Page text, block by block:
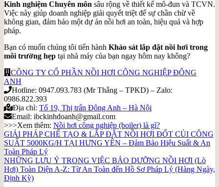
Kinh nghiệm Chuyên môn sâu rộng về thiết kế mô-đun và TCVN.
Việc này giúp doanh nghiệp giải quyết triệt để sự chần chừ về
không gian, đảm bảo một dự án nồi hơi an toàn, hiệu quả và hợp
pháp.
Bạn có muốn chúng tôi tiến hành Khảo sát lắp đặt nồi hơi trong
môi trường hẹp tại nhà máy của bạn ngay hôm nay không?
CÔNG TY CỔ PHẦN NỒI HƠI CÔNG NGHIỆP ĐÔNG
ANH
Hotline: 0947.093.783 (Mr Thắng – TPKD) – Zalo:
0986.822.393
Địa chỉ: Tổ 19, Thị trấn Đông Anh – Hà Nội
Email: ibckinhdoanh@gmail.com
>>>Xem thêm: Nồi hơi công nghiệp (boiler) là gì?
GIẢI PHÁP CHẾ TẠO & LẮP ĐẶT NỒI HƠI ĐỐT CỦI CÔNG
SUẤT 5000KG/H TẠI HƯNG YÊN – Đảm Bảo Hiệu Suất & An
Toàn Pháp Lý
NHỮNG LƯU Ý TRONG VIỆC BẢO DƯỠNG NỒI HƠI (Lò
Hơi) Toàn Diện A-Z: Từ An Toàn đến Hồ Sơ Pháp Lý (Hàng Ngày,
Định Kỳ)